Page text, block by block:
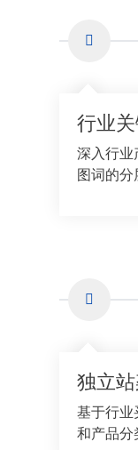
行业
深入行业
图词的分
独立
基于行业
和产品分